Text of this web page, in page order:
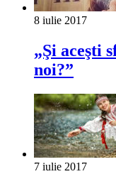
8 iulie 2017
„Şi aceşti
noi?”
7 iulie 2017